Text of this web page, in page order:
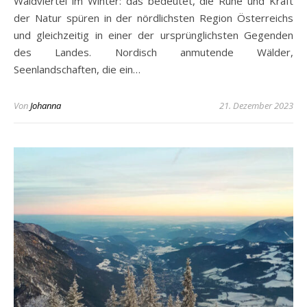
der Natur spüren in der nördlichsten Region Österreichs
und gleichzeitig in einer der ursprünglichsten Gegenden
des Landes. Nordisch anmutende Wälder,
Seenlandschaften, die ein…
VonJohanna 21. Dezember 2023